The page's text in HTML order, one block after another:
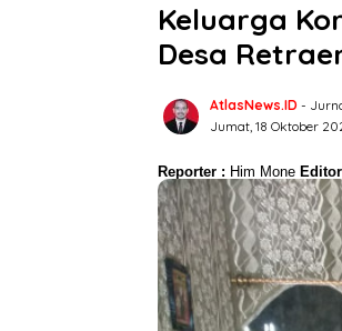
Keluarga
Desa
AtlasNews.ID -
Jumat, 18 Oktober
Reporter : Him Mone